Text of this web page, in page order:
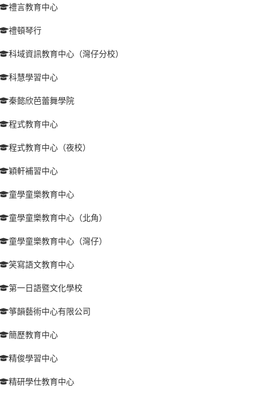
禮言教育中心
禮頓琴行
科域資訊教育中心（灣仔分校）
科慧學習中心
秦懿欣芭蕾舞學院
程式教育中心
程式教育中心（夜校）
穎軒補習中心
童學童樂教育中心
童學童樂教育中心（北角）
童學童樂教育中心（灣仔）
笑寫語文教育中心
第一日語暨文化學校
箏韻藝術中心有限公司
簡歷教育中心
精俊學習中心
精研學仕教育中心